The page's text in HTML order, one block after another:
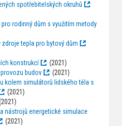
spotřebitelských okruhů
pro rodinný dům s využitím metody
tepla pro bytový dům
konstrukcí
(2021)
budov
(2021)
kolem simulátorů lidského těla s
(2021)
nástrojů energetické simulace
(2021)